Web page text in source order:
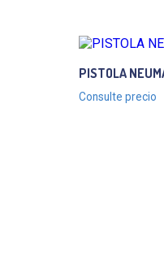
PISTOLA
Consulte precio